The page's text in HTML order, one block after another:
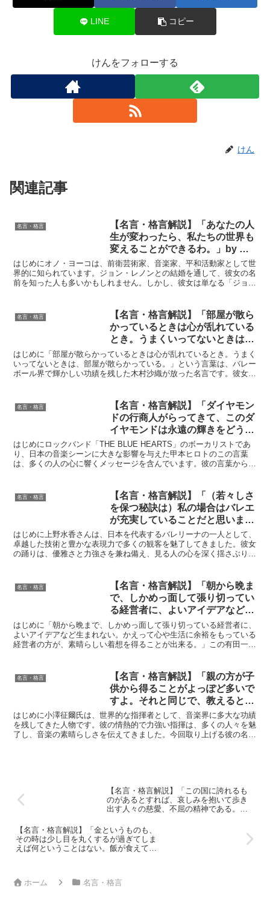
LINE コピー
けんをフォローする
けん
関連記事
名言・格言
【名言・格言解説】「あなたの人
生が変わったら、私たちの世界も
変えることができるわ。」by オ
ノ・ヨーコの深い意味と得られる
教訓
はじめにオノ・ヨーコは、前衛芸術家、音楽家、平和活動家として世
界的に知られています。ジョン・レノンとの結婚を通して、彼女の名
前を知った人も多いかもしれません。しかし、彼女は単なる「ジョ
名言・格言
【名言・格言解説】「部屋が散ら
かっているときは心が乱れている
とき。うまくいってないときは、
部屋が散らかっている。」 by 木
村沙織の深い意味と得られる教訓
はじめに「部屋が散らかっているときは心が乱れているとき。うまく
いってないときは、部屋が散らかっている。」という言葉は、バレー
ボール界で輝かしい功績を残した木村沙織が放った名言です。彼女
名言・格言
【名言・格言解説】「ダイヤモン
ドの行商人がらってきて、このダ
イヤモンドは永遠の輝きをどうの
こうのって言うとるけど せいぜ
い百年しか生きられん人間に、
永遠の輝きを売りつけてどうする
けです。」by 甲本ヒロトの深い
意味と得られる教訓
はじめにロックバンド「THE BLUE HEARTS」のボーカリストであ
り、日本の音楽シーンに大きな影響を与えた甲本ヒロトのこの言葉
は、多くの人の心に響くメッセージを含んでいます。彼の言葉から
名言・格言
【名言・格言解説】「（若々しさ
を保つ秘訣は）私の場合はバレエ
が充実していることだと思いま
す。舞台に向けて打ちこんでいる
ときが肌の調子も体の調子もいち
ばん良い。逆にちょっと暇になる
い意味と得られる教訓
はじめに上野水香さんは、日本を代表するバレリーナの一人として、
卓越した技術と豊かな表現力で多くの観客を魅了してきました。彼女
の踊りは、優雅さと力強さを兼ね備え、見る人の心を深く揺さぶりま
名言・格言
【名言・格言解説】「朝から晩ま
で、しかめっ面して張り切ってい
る経営者に、よいアイデアなど生
まれない。かえって心や生活に余
裕をもっている経営者の方が、素
晴らしい着想を得ることが出来
得られる教訓
はじめに「朝から晩まで、しかめっ面して張り切っている経営者に、
よいアイデアなど生まれない。かえって心や生活に余裕をもっている
経営者の方が、素晴らしい着想を得ることが出来る。」この有田一壽
名言・格言
【名言・格言解説】「親の方が子
供から得ることがよっぽど多いで
すよ。それと同じで、教えるとい
うことはとても勉強になる。」by
小澤征爾の深い意味と得られる教
訓
はじめに小澤征爾氏は、世界的な指揮者として、音楽界に多大な功績
を残してきた人物です。彼の情熱的で力強い指揮は、多くの人々を魅
了し、音楽の素晴らしさを伝えてきました。今回取り上げる彼の名言
【名言・格言解説】「この国に誇れるも
のがあるとすれば、哀しみを抱いて歩き
出す人々の慈愛、不屈の精神である。」
【名言・格言解説】「金というものも、
その時は少し目を丸くするが過ぎてしま
えば何ということはない。飯が食えて、
ホーム
名言・格言